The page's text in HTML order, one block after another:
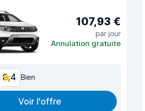
107,93 €
par jour
Annulation gratuite
8,4 Bien
Voir l'offre